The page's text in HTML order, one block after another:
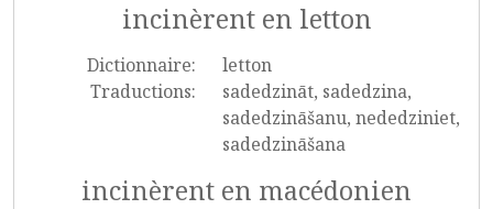
incinèrent en letton
Dictionnaire:
letton
Traductions:
sadedzināt, sadedzina,
sadedzināšanu, nededziniet,
sadedzināšana
incinèrent en macédonien